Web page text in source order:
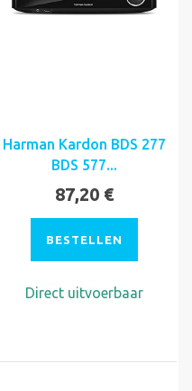
Harman Kardon BDS 277
BDS 577...
87,20 €
BESTELLEN
Direct uitvoerbaar